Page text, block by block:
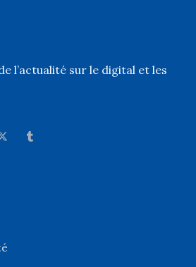
l’actualité sur le digital et les